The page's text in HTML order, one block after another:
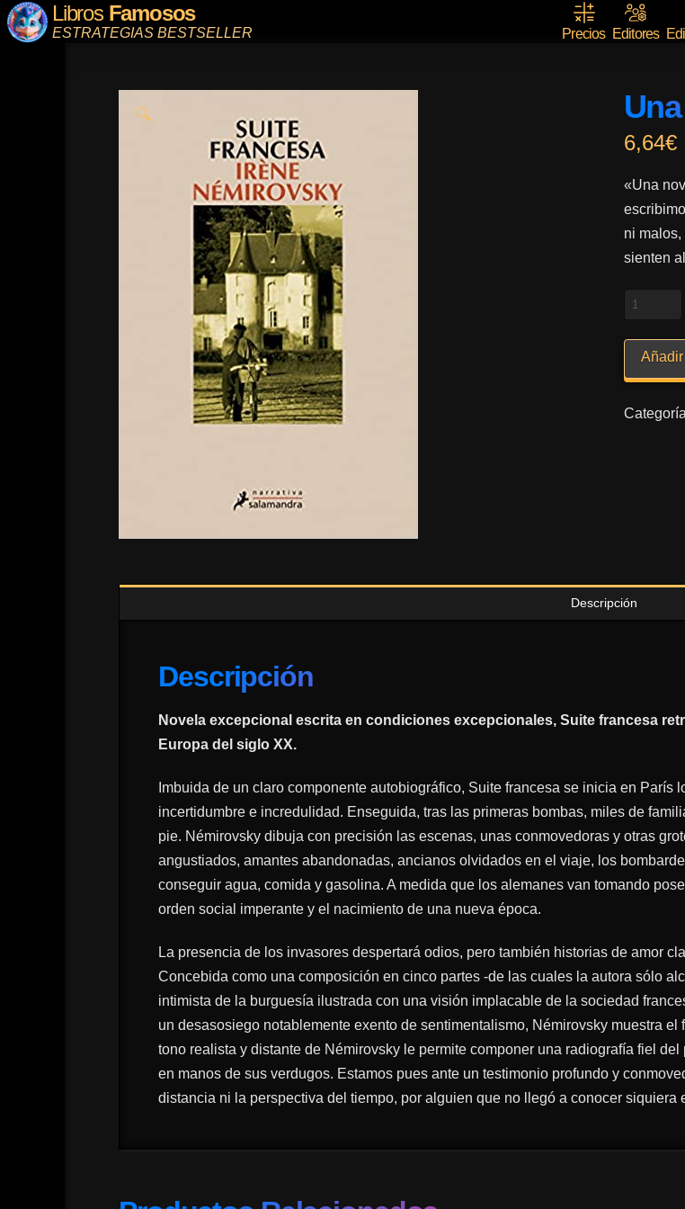
Libros Famosos
ESTRATEGIAS BESTSELLER Precios Editores
🔍
6,64€
«Una
ni
sienten
Una
Francesa
cantidad
Descripción
Descripción
Novela excepcional escrita en condiciones excepcionales,Suite francesa
Europa del siglo XX.
Imbuida de un claro componente autobiográfico, Suite francesa se inicia en París
incertidumbre e incredulidad. Enseguida, tras las primeras bombas, miles de
pie. Némirovsky dibuja con precisión las escenas, unas conmovedoras y otras
angustiados, amantes abandonadas, ancianos olvidados en el viaje, los
conseguir agua, comida y gasolina. A medida que los alemanes van tomando
orden social imperante y el nacimiento de una nueva época.
La presencia de los invasores despertará odios, pero también historias de amor
Concebida como una composición en cinco partes -de las cuales la autora sólo
intimista de la burguesía ilustrada con una visión implacable de la sociedad
un desasosiego notablemente exento de sentimentalismo, Némirovsky muestra
tono realista y distante de Némirovsky le permite componer una radiografía fiel
en manos de sus verdugos. Estamos pues ante un testimonio profundo y
distancia ni la perspectiva del tiempo, por alguien que no llegó a conocer siquiera